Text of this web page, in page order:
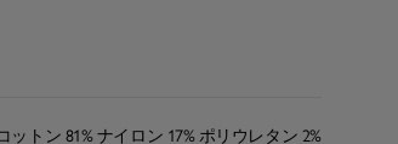
ットン 81% ナイロン 17% ポリウレタン 2%